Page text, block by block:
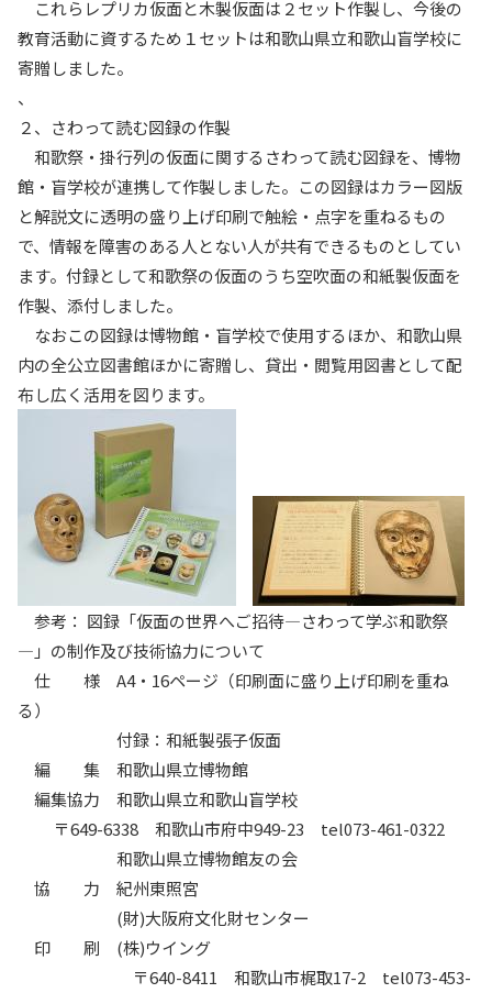
これらレプリカ仮面と木製仮面は２セット作製し、今後の
教育活動に資するため１セットは和歌山県立和歌山盲学校に
寄贈しました。
、
２、さわって読む図録の作製
和歌祭・掛行列の仮面に関するさわって読む図録を、博物
館・盲学校が連携して作製しました。この図録はカラー図版
と解説文に透明の盛り上げ印刷で触絵・点字を重ねるもの
で、情報を障害のある人とない人が共有できるものとしてい
ます。付録として和歌祭の仮面のうち空吹面の和紙製仮面を
作製、添付しました。
なおこの図録は博物館・盲学校で使用するほか、和歌山県
内の全公立図書館ほかに寄贈し、貸出・閲覧用図書として配
布し広く活用を図ります。
参考： 図録「仮面の世界へご招待―さわって学ぶ和歌祭
―」の制作及び技術協力について
仕 様 A4・16ページ（印刷面に盛り上げ印刷を重ね
る）
付録：和紙製張子仮面
編 集 和歌山県立博物館
編集協力 和歌山県立和歌山盲学校
〒649-6338 和歌山市府中949-23 tel073-461-0322
和歌山県立博物館友の会
協 力 紀州東照宮
(財)大阪府文化財センター
印 刷 (株)ウイング
〒640-8411 和歌山市梶取17-2 tel073-453-